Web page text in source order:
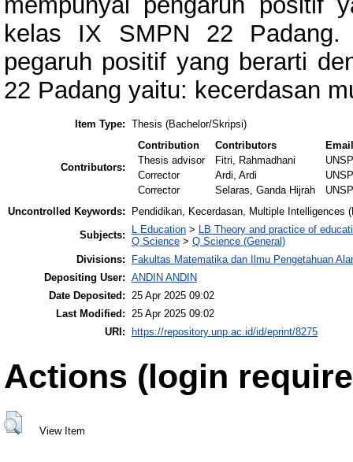
kelas IX SMPN 22 Padang.
pegaruh positif yang berarti
22 Padang yaitu: kecerdasan
Item Type: Thesis (Bachelor/Skripsi)
Contributors:
Contribution Contributors
Thesis advisor
Fitri, Rahmadhani
Corrector
Ardi, Ardi
Corrector
Selaras, Ganda Hijrah
Uncontrolled Keywords:
Pendidikan, Kecerdasan, Multiple Intelligences
Subjects:
L Education > LB Theory and practice of
Q Science > Q Science (General)
Divisions:
Fakultas Matematika dan Ilmu Pengetahuan
Depositing User: ANDIN ANDIN
Date Deposited: 25 Apr 2025 09:02
Last Modified: 25 Apr 2025 09:02
URI:
https://repository.unp.ac.id/id/eprint/8275
Actions (login
View Item